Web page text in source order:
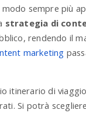
modo sempre più
strategia di
rendendo il
marketing
itinerario di
Si potrà